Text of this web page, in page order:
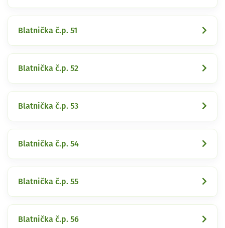
Blatnička č.p. 51
Blatnička č.p. 52
Blatnička č.p. 53
Blatnička č.p. 54
Blatnička č.p. 55
Blatnička č.p. 56